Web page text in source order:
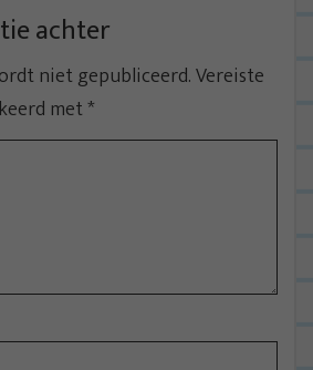
achter
niet gepubliceerd.Vereiste
met*